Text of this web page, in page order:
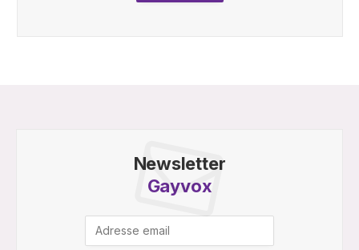
Newsletter
Gayvox